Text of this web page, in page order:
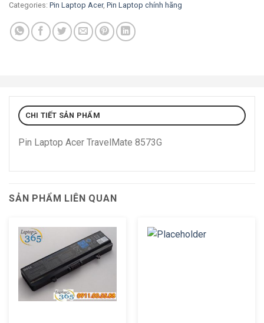
Categories: Pin Laptop Acer, Pin Laptop chính hãng
CHI TIẾT SẢN PHẨM
Pin Laptop Acer TravelMate 8573G
SẢN PHẨM LIÊN QUAN